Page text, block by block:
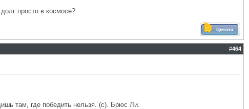
просто в космосе?
#464
там, где победить нельзя. (с). Брюс Ли.